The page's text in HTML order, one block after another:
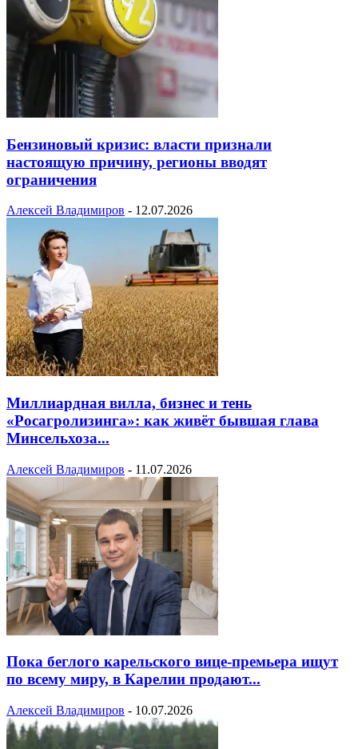
Бензиновый кризис: власти признали
настоящую причину, регионы вводят
ограничения
Алексей Владимиров - 12.07.2026
Миллиардная вилла, бизнес и тень
«Росагролизинга»: как живёт бывшая глава
Минсельхоза...
Алексей Владимиров - 11.07.2026
Пока беглого карельского вице-премьера ищут
по всему миру, в Карелии продают...
Алексей Владимиров - 10.07.2026